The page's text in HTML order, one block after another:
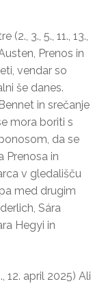
3., 5., 11., 13.,
Prenos in
vendar so
še danes.
in srečanje
mora boriti s
da se
Prenosa in
v gledališču
med drugim
Sára
Hegyi in
12. april 2025) Ali